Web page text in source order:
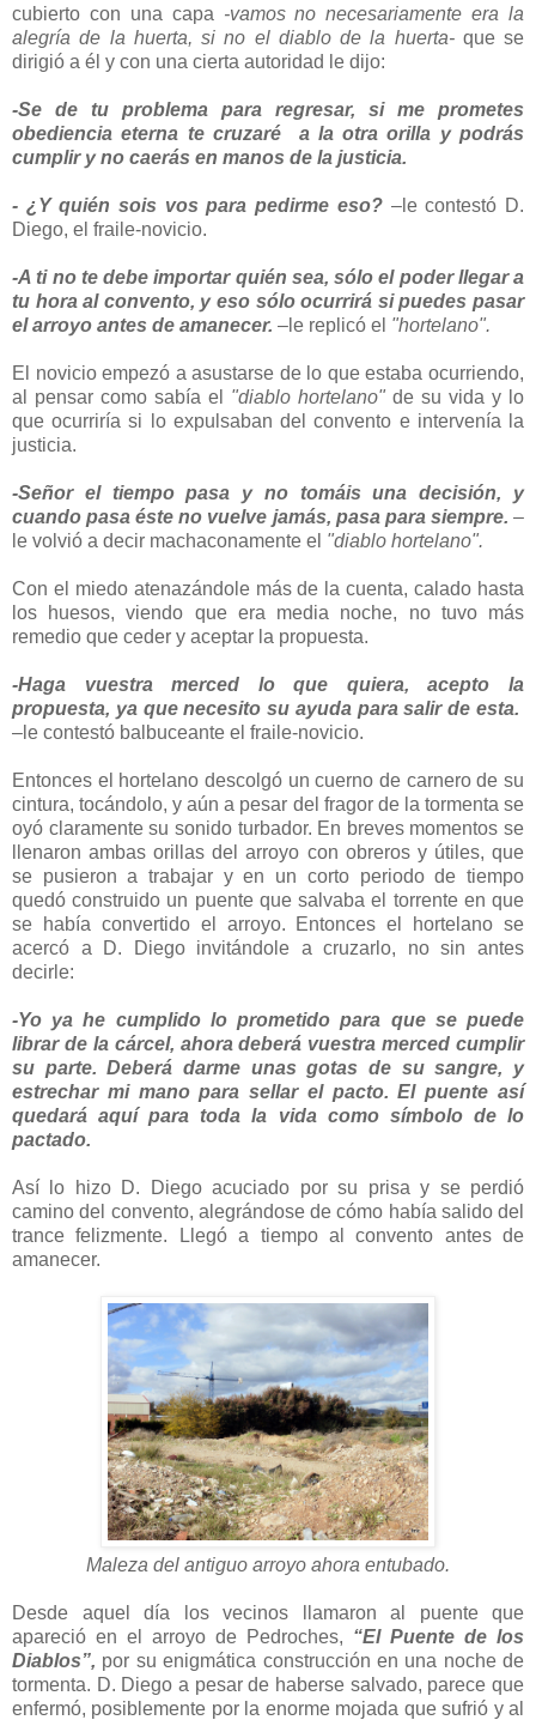
cubierto con una capa -vamos no necesariamente era la
alegría de la huerta, si no el diablo de la huerta-que se
dirigió a él y con una cierta autoridad le dijo:
-Se de tu problema para regresar, si me prometes
obediencia eterna te cruzaré a la otra orilla y podrás
cumplir y no caerás en manos de la justicia.
- ¿Y quién sois vos para pedirme eso?–le contestó D.
Diego, el fraile-novicio.
-A ti no te debe importar quién sea, sólo el poder llegar a
tu hora al convento, y eso sólo ocurrirá si puedes pasar
el arroyo antes de amanecer. –le replicó el "hortelano".
El novicio empezó a asustarse de lo que estaba ocurriendo,
al pensar como sabía el "diablo hortelano" de su vida y lo
que ocurriría si lo expulsaban del convento e intervenía la
justicia.
-Señor el tiempo pasa y no tomáis una decisión, y
cuando pasa éste no vuelve jamás, pasa para siempre. –
le volvió a decir machaconamente el "diablo hortelano".
Con el miedo atenazándole más de la cuenta, calado hasta
los huesos, viendo que era media noche, no tuvo más
remedio que ceder y aceptar la propuesta.
-Haga vuestra merced lo que quiera, acepto la
propuesta, ya que necesito su ayuda para salir de esta.
–le contestó balbuceante el fraile-novicio.
Entonces el hortelano descolgó un cuerno de carnero de su
cintura, tocándolo, y aún a pesar del fragor de la tormenta se
oyó claramente su sonido turbador. En breves momentos se
llenaron ambas orillas del arroyo con obreros y útiles, que
se pusieron a trabajar y en un corto periodo de tiempo
quedó construido un puente que salvaba el torrente en que
se había convertido el arroyo. Entonces el hortelano se
acercó a D. Diego invitándole a cruzarlo, no sin antes
decirle:
-Yo ya he cumplido lo prometido para que se puede
librar de la cárcel, ahora deberá vuestra merced cumplir
su parte. Deberá darme unas gotas de su sangre, y
estrechar mi mano para sellar el pacto. El puente así
quedará aquí para toda la vida como símbolo de lo
pactado.
Así lo hizo D. Diego acuciado por su prisa y se perdió
camino del convento, alegrándose de cómo había salido del
trance felizmente. Llegó a tiempo al convento antes de
amanecer.
Maleza del antiguo arroyo ahora entubado.
Desde aquel día los vecinos llamaron al puente que
apareció en el arroyo de Pedroches, “El Puente de los
Diablos”, por su enigmática construcción en una noche de
tormenta. D. Diego a pesar de haberse salvado, parece que
enfermó, posiblemente por la enorme mojada que sufrió y al